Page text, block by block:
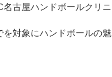
古屋ハンドボールクリニ
対象にハンドボールの